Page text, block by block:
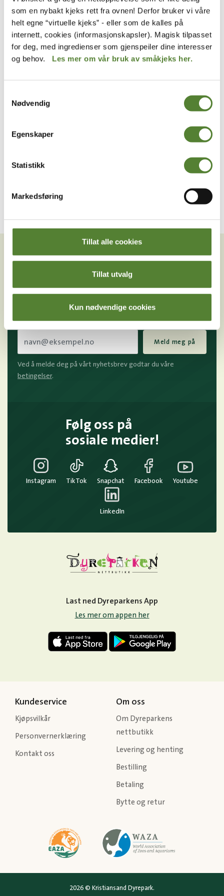
som en nybakt kjeks rett fra ovnen! Derfor bruker vi våre
helt egne “virtuelle kjeks” - eller som de kalles på
internett, cookies (informasjonskapsler). Magisk tilpasset
for deg, med ingredienser som gjenspeiler dine interesser
og behov. Les mer om vår bruk av småkjeks her.
Nødvendig
Egenskaper
Statistikk
Markedsføring
Tillat alle cookies
Tillat utvalg
Kun nødvendige cookies
Kaptein Sabeltanns Verden
199,–
VIL DU HA NYHETSBREV FRA
OSS?
Melder du deg på Dyreparkens nyhetsbrev får du
unike tilbud og nyheter. Uten nyhetsbrev går du glipp
E-post
Meld meg på
Ved å melde deg på vårt nyhetsbrev godtar du våre
betingelser.
Følg oss på
sosiale medier!
Instagram TikTok Snapchat Facebook Youtube
LinkedIn
Last ned Dyreparkens App
Les mer om appen her
Kundeservice
Kjøpsvilkår
Personvernerklæring
Kontakt oss
Om oss
Om Dyreparkens
nettbutikk
Levering og henting
Bestilling
Betaling
Bytte og retur
2026 © Kristiansand Dyrepark.